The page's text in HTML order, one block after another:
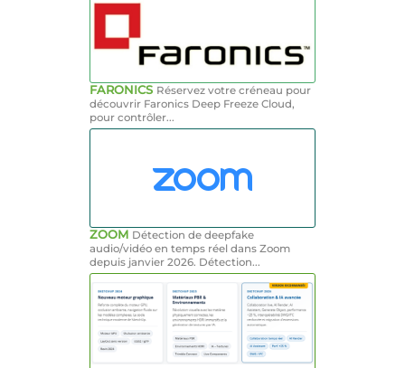
FARONICS Réservez votre créneau pour
découvrir Faronics Deep Freeze Cloud,
pour contrôler...
ZOOM Détection de deepfake
audio/vidéo en temps réel dans Zoom
depuis janvier 2026. Détection...